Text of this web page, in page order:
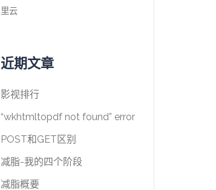
里云
近期文章
影视排行
“wkhtmltopdf not found” error
POST和GET区别
减脂-我的四个阶段
减脂概要